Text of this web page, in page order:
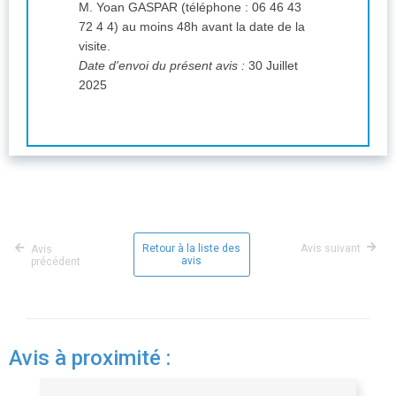
M. Yoan GASPAR (téléphone : 06 46 43
72 4 4) au moins 48h avant la date de la
visite.
Date d'envoi du présent avis : 30 Juillet
2025
Avis
précédent
Retour à la liste des
avis
Avis suivant
Avis à proximité :